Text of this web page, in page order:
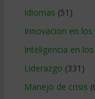
Idiomas (51)
Innovacion en
Inteligencia en
Liderazgo (331)
Manejo de crisis